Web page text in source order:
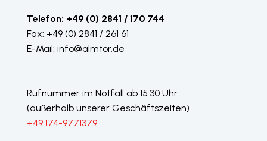
Telefon: +49 (0) 2841 / 170 744
Fax: +49 (0) 2841 / 261 61
E-Mail: info@almtor.de
Rufnummer im Notfall ab 15:30 Uhr
(außerhalb unserer Geschäftszeiten)
+49 174-9771379